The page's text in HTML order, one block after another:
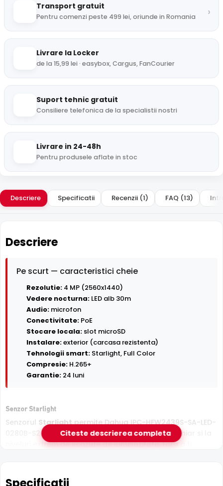
Transport gratuit
Pentru comenzi peste 499 lei, oriunde in Romania ›
Livrare la Locker
de la 15,99 lei · easybox, Cargus, FanCourier
Suport tehnic gratuit
Consiliere telefonica de la specialistii nostri
Livrare in 24-48h
Pentru produsele aflate in stoc
Descriere Specificatii Recenzii (1) FAQ (13)
Descriere
Pe scurt — caracteristici cheie
Rezolutie: 4 MP (2560x1440)
Vedere nocturna: LED alb 30m
Audio: microfon
Conectivitate: PoE
Stocare locala: slot microSD
Instalare:exterior (carcasa rezistenta)
Tehnologii smart: Starlight, Full Color
Compresie: H.265+
Garantie: 24 luni
Senzor Starlight
Senzorul Starlightpermite Dahua IPC-HFW2439S-SA-LED-
0280B-S2 sa capteze imagini clare si detaliate chiar si la
niveluri extrem de scazute de luminozitate, fara a fi
Microfon Incorporat
Citeste descrierea completa